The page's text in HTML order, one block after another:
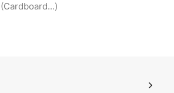
(Cardboard...)